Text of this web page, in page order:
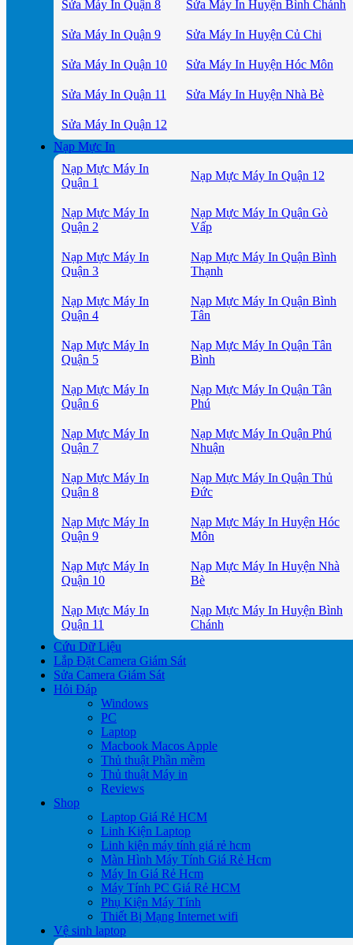
Sửa Máy In Quận 8 Sửa Máy In Huyện Bình Chánh
Sửa Máy In Quận 9 Sửa Máy In Huyện Củ Chi
Sửa Máy In Quận 10 Sửa Máy In Huyện Hóc Môn
Sửa Máy In Quận 11 Sửa Máy In Huyện Nhà Bè
Sửa Máy In Quận 12
Nạp Mực In
Nạp Mực Máy In
Quận 1
Nạp Mực Máy In Quận 12
Nạp Mực Máy In
Quận 2
Nạp Mực Máy In Quận Gò
Vấp
Nạp Mực Máy In
Quận 3
Nạp Mực Máy In Quận Bình
Thạnh
Nạp Mực Máy In
Quận 4
Nạp Mực Máy In Quận Bình
Tân
Nạp Mực Máy In
Quận 5
Nạp Mực Máy In Quận Tân
Bình
Nạp Mực Máy In
Quận 6
Nạp Mực Máy In Quận Tân
Phú
Nạp Mực Máy In
Quận 7
Nạp Mực Máy In Quận Phú
Nhuận
Nạp Mực Máy In
Quận 8
Nạp Mực Máy In Quận Thủ
Đức
Nạp Mực Máy In
Quận 9
Nạp Mực Máy In Huyện Hóc
Môn
Nạp Mực Máy In
Quận 10
Nạp Mực Máy In Huyện Nhà
Bè
Nạp Mực Máy In
Quận 11
Nạp Mực Máy In Huyện Bình
Chánh
Cứu Dữ Liệu
Lắp Đặt Camera Giám Sát
Sửa Camera Giám Sát
Hỏi Đáp
Windows
PC
Laptop
Macbook Macos Apple
Thủ thuật Phần mềm
Thủ thuật Máy in
Reviews
Shop
Laptop Giá Rẻ HCM
Linh Kiện Laptop
Linh kiện máy tính giá rẻ hcm
Màn Hình Máy Tính Giá Rẻ Hcm
Máy In Giá Rẻ Hcm
Máy Tính PC Giá Rẻ HCM
Phụ Kiện Máy Tính
Thiết Bị Mạng Internet wifi
Vệ sinh laptop